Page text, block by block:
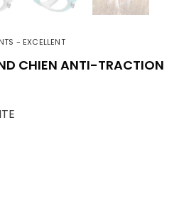
- EXCELLENT
CHIEN ANTI-TRACTION